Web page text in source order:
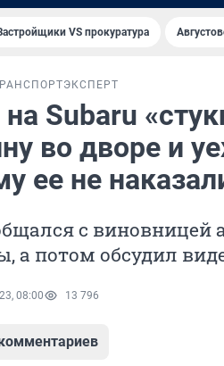
VS прокуратура
ЭКСПЕРТ
Subaru
во дворе и
ее не
с виновницей
а потом обсудил
08:00 13 796